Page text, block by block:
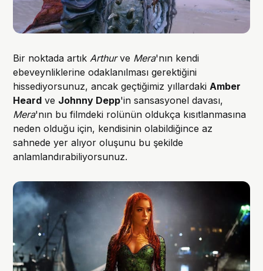
Bir noktada artık Arthurve Mera'nın kendi
ebeveynliklerine odaklanılması gerektiğini
hissediyorsunuz, ancak geçtiğimiz yıllardaki Amber
Heard ve Johnny Depp'in sansasyonel davası,
Mera'nın bu filmdeki rolünün oldukça kısıtlanmasına
neden olduğu için, kendisinin olabildiğince az
sahnede yer alıyor oluşunu bu şekilde
anlamlandırabiliyorsunuz.